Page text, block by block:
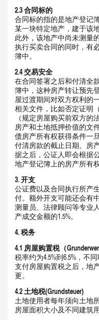
2.3合同标的
合同标的指的是地产登记
某一块特定地产，建于该
此外，该地产中尚未测量
执行买卖合同的同时，有
簿中。
2.4交易安全
在合同签署之后和付清全
簿中，这种房产转让预先登
屋过渡期间对双方权利的
相关文件，比如否定证明
（规定房屋购买前双方
房产和土地抵押价值的文件
债房产所有权获得条件一
付清房款的截止日期。房
据之后，公证人即会根据
地产登记簿上的房产所有权
3.开支
公证费以及合同执行所产
付。额外开支可能还会有
测量员、法律顾问等专业
产成交金额的1.5%。
4.税务
4.1 房屋购置税（
税率约为4.5%到6.5%，不
支付房屋购置税之后，地
更。
4.2土地税(Grundsteuer)
土地使用者每年须向土地
房屋面积大小及不同建筑